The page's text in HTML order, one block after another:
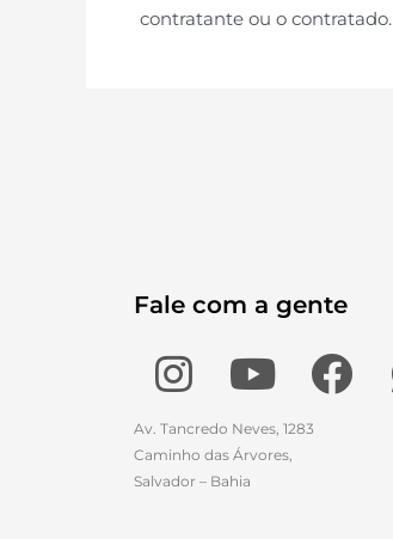
contratante ou o contratado.
Fale com a gente
Av. Tancredo Neves, 1283
Caminho das Árvores,
Salvador – Bahia